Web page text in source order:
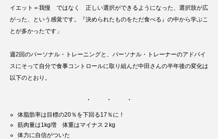
イエット＝我慢 ではなく 正しい選択ができるようになった、選択肢が広
がった、という感覚です。『決められたものをただ食べる』の中から学ぶこ
とが多かったです」
週2回のパーソナル・トレーニングと、パーソナル・トレーナーのアドバイ
スにそって自分で食事コントロールに取り組んだ中田さんの半年後の変化は
以下のとおり。
体脂肪率は目標の20％を下回る17％に！
筋肉量は1kg増 体重はマイナス２kg
体力に自信がついた